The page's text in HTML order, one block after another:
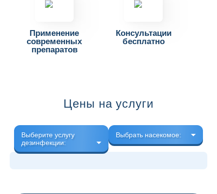
Применение
современных
препаратов
Консультации
бесплатно
Цены на услуги
Выберите услугу
дезинфекции:
Выбрать насекомое: